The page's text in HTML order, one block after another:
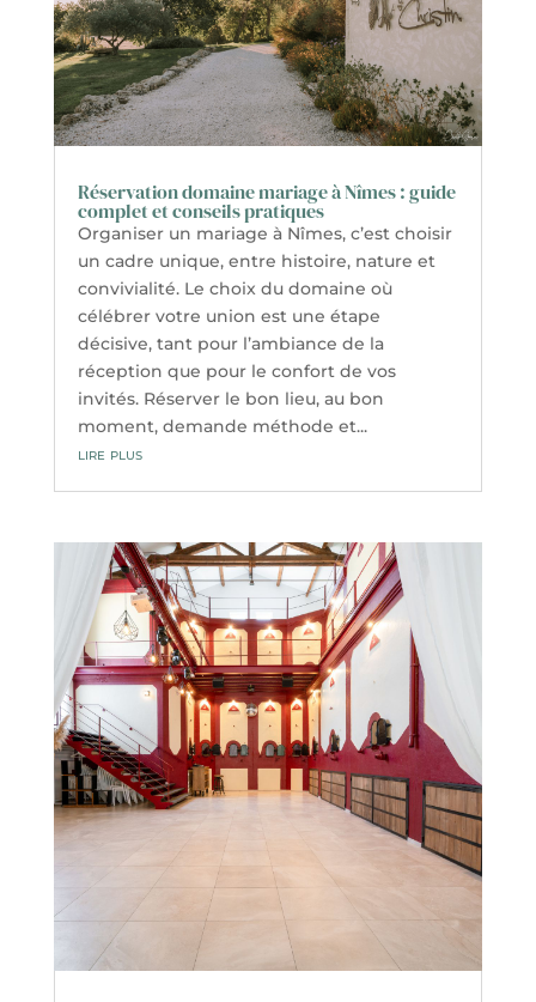
Réservation domaine mariage à Nîmes : guide
complet et conseils pratiques
Organiser un mariage à Nîmes, c’est choisir
un cadre unique, entre histoire, nature et
convivialité. Le choix du domaine où
célébrer votre union est une étape
décisive, tant pour l’ambiance de la
réception que pour le confort de vos
invités. Réserver le bon lieu, au bon
moment, demande méthode et...
lire plus